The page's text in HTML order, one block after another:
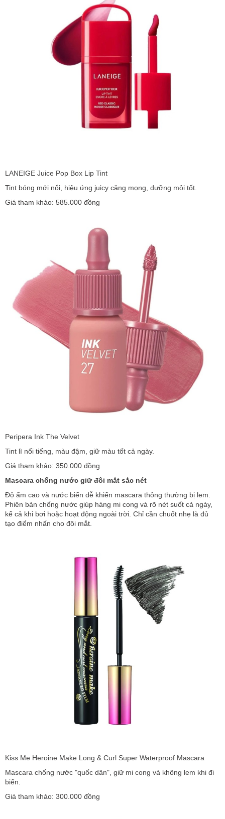
LANEIGE Juice Pop Box Lip Tint
Tint bóng mới nổi, hiệu ứng juicy căng mọng, dưỡng môi tốt.
Giá tham khảo: 585.000 đồng
Peripera Ink The Velvet
Tint lì nổi tiếng, màu đậm, giữ màu tốt cả ngày.
Giá tham khảo: 350.000 đồng
Mascara chống nước giữ đôi mắt sắc nét
Độ ẩm cao và nước biển dễ khiến mascara thông thường bị lem.
Phiên bản chống nước giúp hàng mi cong và rõ nét suốt cả ngày,
kể cả khi bơi hoặc hoạt động ngoài trời. Chỉ cần chuốt nhẹ là đủ
tạo điểm nhấn cho đôi mắt.
Kiss Me Heroine Make Long & Curl Super Waterproof Mascara
Mascara chống nước "quốc dân", giữ mi cong và không lem khi đi
biển.
Giá tham khảo: 300.000 đồng